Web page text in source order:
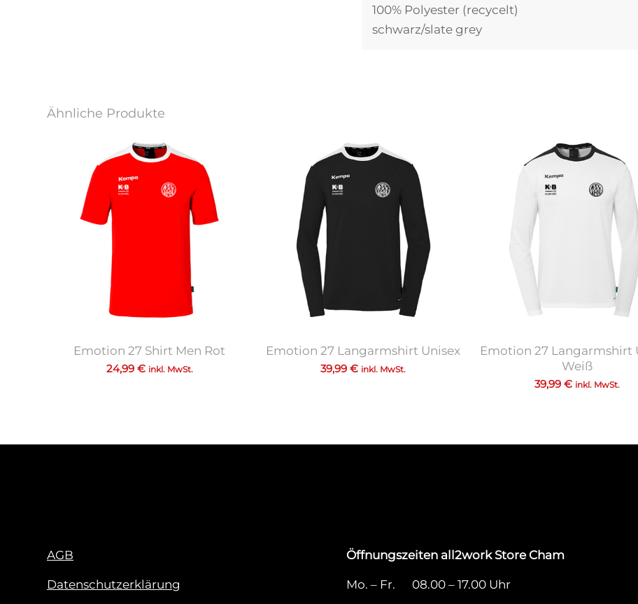
100% Polyester (recycelt)
schwarz/slate grey
Ähnliche Produkte
Emotion 27 Shirt Men Rot
24,99 € inkl. MwSt.
Emotion 27 Langarmshirt Unisex
39,99€ inkl. MwSt.
Emotion 27 Langarmshirt
Weiß
39,99 € inkl. MwSt.
AGB
Datenschutzerklärung
Öffnungszeiten all2work Store Cham
Mo. – Fr. 08.00 – 17.00 Uhr